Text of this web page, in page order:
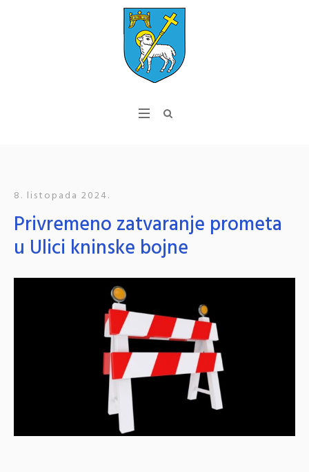
8. listopada 2024.
Privremeno zatvaranje prometa
u Ulici kninske bojne